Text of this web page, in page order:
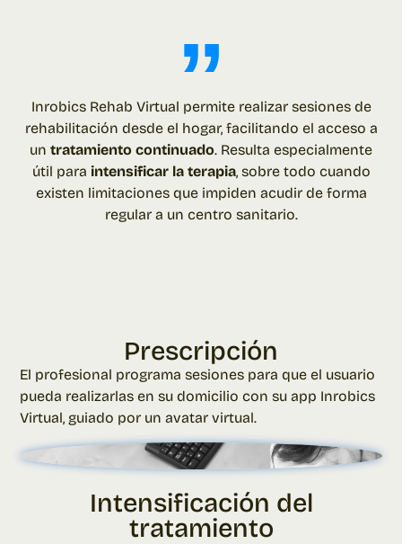
”
Inrobics Rehab Virtual permite realizar sesiones de
rehabilitación desde el hogar, facilitando el acceso a
un tratamiento continuado. Resulta especialmente
útil para intensificar la terapia, sobre todo cuando
existen limitaciones que impiden acudir de forma
regular a un centro sanitario.
Prescripción
El profesional programa sesiones para que el usuario
pueda realizarlas en su domicilio con su app Inrobics
Virtual, guiado por un avatar virtual.
Intensificación del
tratamiento